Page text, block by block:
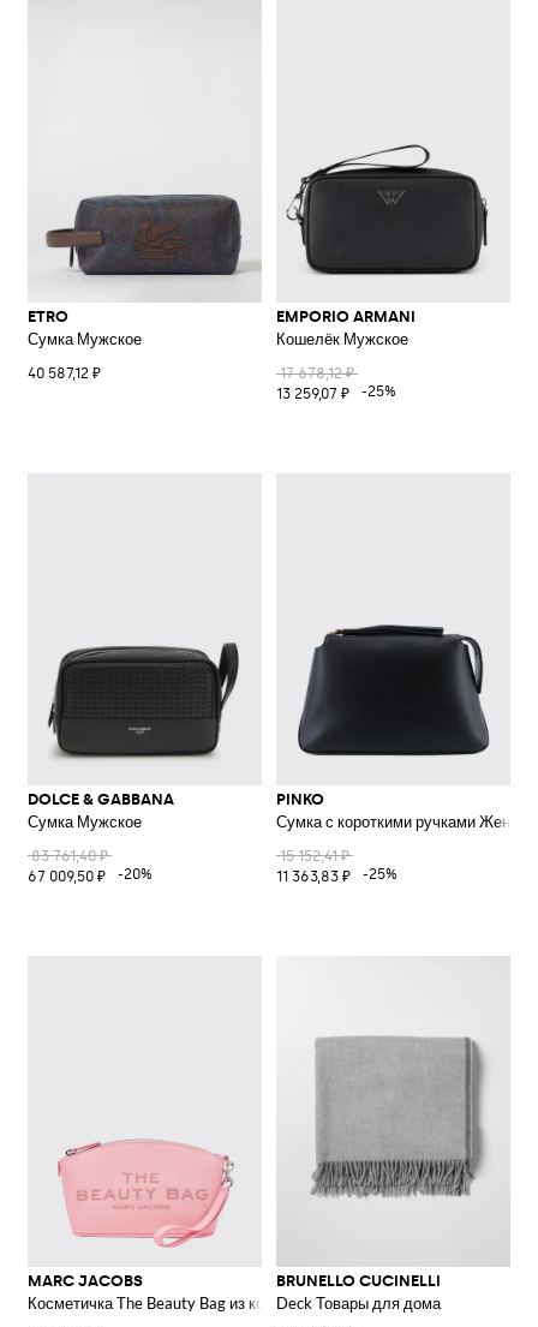
ETRO
Сумка Мужское
40 587,12 ₽
EMPORIO ARMANI
Кошелёк Мужское
17 678,12 ₽
13 259,07 ₽
-25%
DOLCE & GABBANA
Сумка Мужское
83 761,40 ₽
67 009,50 ₽
-20%
PINKO
Сумка с короткими ручками
15 152,41 ₽
11 363,83 ₽
-25%
MARC JACOBS
Косметичка The Beauty Bag из кожи с застежкой-молнией и логотипом
BRUNELLO CUCINELLI
Deck Товары для дома